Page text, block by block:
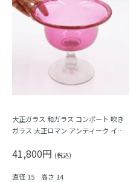
大正ガラス 和ガラス コンポート 吹き
ガラス 大正ロマン アンティーク イン
41,800円 (税込)
直径 15 高さ 14